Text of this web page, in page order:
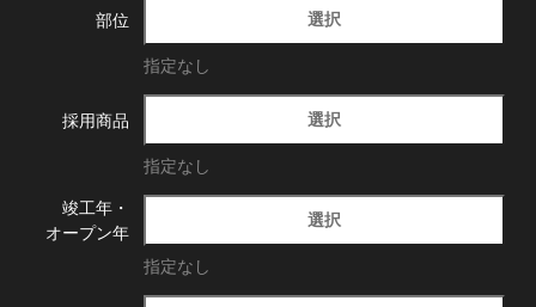
部位 選択
指定なし
採用商品 選択
指定なし
竣工年・
オープン年
選択
指定なし